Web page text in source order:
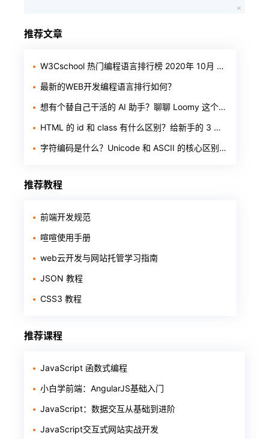
推荐文章
W3Cschool 热门编程语言排行榜 2020年 10月 TOP10
最新的WEB开发编程语言排行如何？
想有个替自己干活的 AI 助手？聊聊 Loomy 这个「AI 工作搭子」
HTML 的 id 和 class 有什么区别？给新手的 3 个判断标准
字符编码是什么？Unicode 和 ASCII 的核心区别一次讲透
推荐教程
前端开发规范
喧喧使用手册
web云开发与网站托管学习指南
JSON 教程
CSS3 教程
推荐课程
JavaScript 函数式编程
小白学前端：AngularJS基础入门
JavaScript：数据交互从基础到进阶
JavaScript交互式网站实战开发